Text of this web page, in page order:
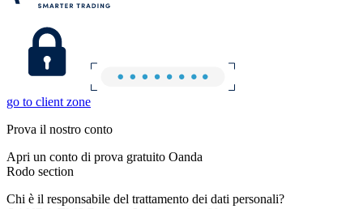
go to client zone
Prova il nostro conto
Apri un conto di prova gratuito Oanda
Rodo section
Chi è il responsabile del trattamento dei dati personali?